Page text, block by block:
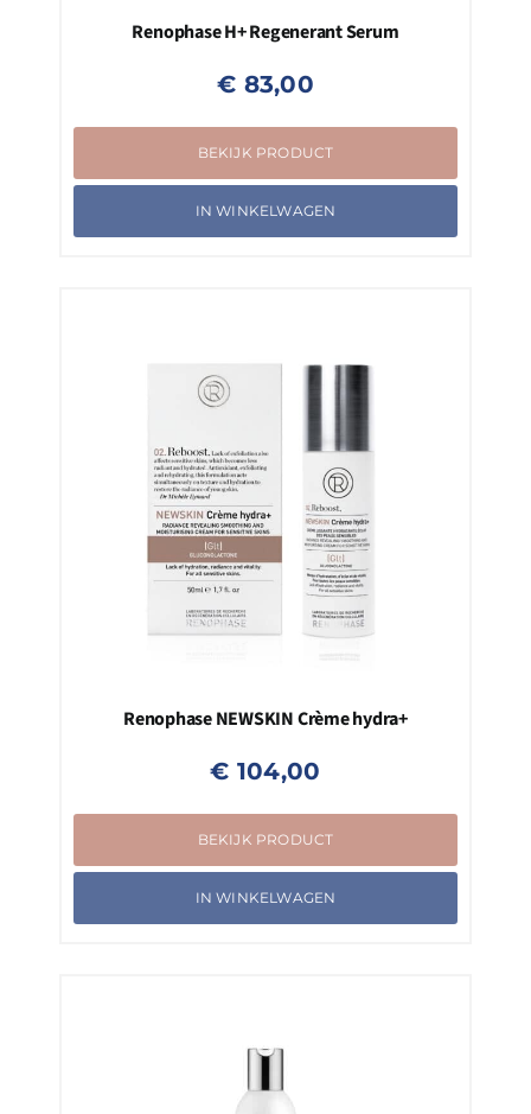
Renophase H+ Regenerant Serum
€ 83,00
BEKIJK PRODUCT
IN WINKELWAGEN
Renophase NEWSKIN Crème hydra+
€ 104,00
BEKIJK PRODUCT
IN WINKELWAGEN